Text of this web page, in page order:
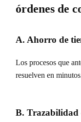
órdenes de
A. Ahorro de
Los procesos que
resuelven en
B. Trazabilidad